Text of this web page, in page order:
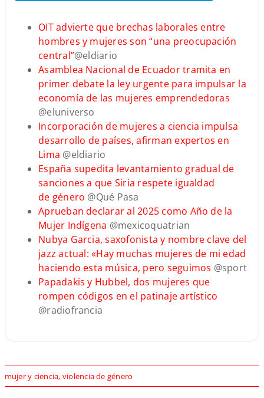
OIT advierte que brechas laborales entre
hombres y mujeres son “una preocupación
central”@eldiario
Asamblea Nacional de Ecuador tramita en
primer debate la ley urgente para impulsar la
economía de las mujeres emprendedoras
@eluniverso
Incorporación de mujeres a ciencia impulsa
desarrollo de países, afirman expertos en
Lima @eldiario
España supedita levantamiento gradual de
sanciones a que Siria respete igualdad
de género @Qué Pasa
Aprueban declarar al 2025 como Año de la
Mujer Indígena @mexicoquatrian
Nubya Garcia, saxofonista y nombre clave del
jazz actual: «Hay muchas mujeres de mi edad
haciendo esta música, pero seguimos @sport
Papadakis y Hubbel, dos mujeres que
rompen códigos en el patinaje artístico
@radiofrancia
mujer y ciencia, violencia de género